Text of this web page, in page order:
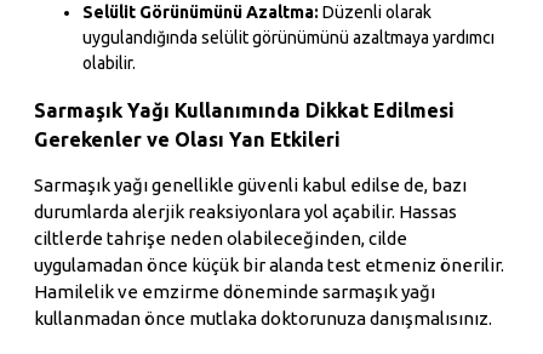
Selülit Görünümünü Azaltma: Düzenli olarak
uygulandığında selülit görünümünü azaltmaya yardımcı
olabilir.
Sarmaşık Yağı Kullanımında Dikkat Edilmesi
Gerekenler ve Olası Yan Etkileri
Sarmaşık yağı genellikle güvenli kabul edilse de, bazı
durumlarda alerjik reaksiyonlara yol açabilir. Hassas
ciltlerde tahrişe neden olabileceğinden, cilde
uygulamadan önce küçük bir alanda test etmeniz önerilir.
Hamilelik ve emzirme döneminde sarmaşık yağı
kullanmadan önce mutlaka doktorunuza danışmalısınız.